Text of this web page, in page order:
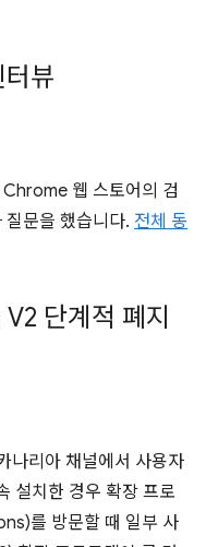
뷰
웹 스토어의 검
문을 했습니다. 전체 동
단계적 폐지
나리아 채널에서 사용자
설치한 경우 확장 프로
를 방문할 때 일부 사